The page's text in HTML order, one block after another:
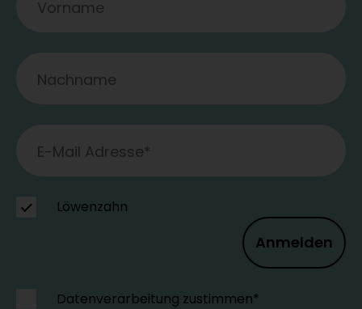
Anmelden
Löwenzahn
Datenverarbeitung zustimmen*